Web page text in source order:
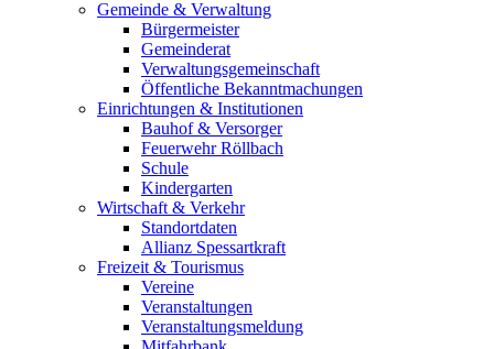
Gemeinde & Verwaltung
Bürgermeister
Gemeinderat
Verwaltungsgemeinschaft
Öffentliche Bekanntmachungen
Einrichtungen & Institutionen
Bauhof & Versorger
Feuerwehr Röllbach
Schule
Kindergarten
Wirtschaft & Verkehr
Standortdaten
Allianz Spessartkraft
Freizeit & Tourismus
Vereine
Veranstaltungen
Veranstaltungsmeldung